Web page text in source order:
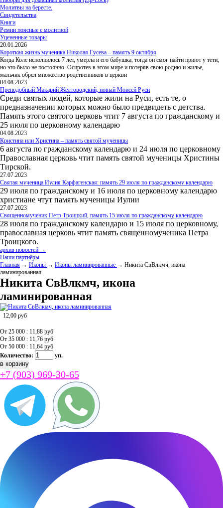
Молитвы на бересте.
Свидетельства
Книги
Ремни поясные с молитвой
Уцененные товары
20.01.2026
Короткая жизнь мученика Николая Гусева – память 9 октября
Когда Коле исполнилось 7 лет, умерла и его бабушка, тогда он смог найти приют у тети,
но это было не постоянно. Осиротев в этом мире и потеряв свою родню и жилье,
мальчик обрел множество родственников в церкви
04.08.2023
Преподобный Макарий Желтоводский, новый Моисей Руси
Среди святых людей, которые жили на Руси, есть те, о
предназначении которых можно было предвидеть с детства.
Память этого святого церковь чтит 7 августа по гражданскому и
25 июля по церковному календарю
04.08.2023
Кристина или Христина – память святой мученицы
6 августа по гражданскому календарю и 24 июля по церковному
Православная церковь чтит память святой мученицы Христины
Тирской.
27.07.2023
Святая мученица Иулия Карфагенская: память 29 июля по гражданскому календарю
29 июля по гражданскому и 16 июля по церковному календарю
христиане чтут память мученицы Иулии
27.07.2023
Священномученик Петр Троицкий, память 15 июля по гражданскому календарю
28 июля по гражданскому календарю и 15 июля по церковному,
православная церковь чтит память священномученика Петра
Троицкого.
архив новостей →
Наши партнёры
Главная → Иконы → Иконы ламинированные → Никита СвВлкмч, икона
ламинированная
Никита СвВлкмч, икона
ламинированная
12,00 руб
От 25 000 : 11,88 руб
От 35 000 : 11,76 руб
От 50 000 : 11,64 руб
Количество:
уп.
+7 (903) 969-30-65